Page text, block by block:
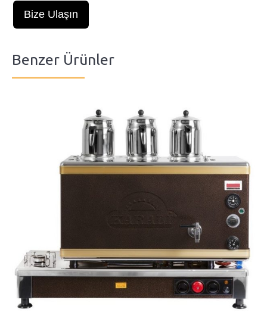
Bize Ulaşın
Benzer Ürünler